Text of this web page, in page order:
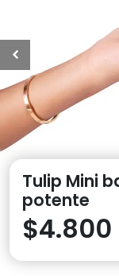
Tulip Mini
potente
$4.800